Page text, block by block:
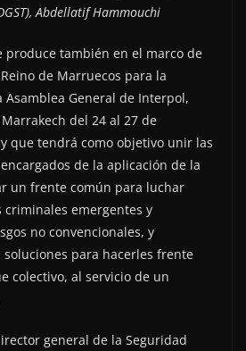
Abdellatif Hammouchi
produce también en el marco de
de Marruecos para la
Asamblea General de Interpol,
del 24 al 27 de
que tendrá como objetivo unir las
de la aplicación de la
un frente común para luchar
criminales emergentes y
no convencionales, y
para hacerles frente
colectivo, al servicio de un
general de la Seguridad